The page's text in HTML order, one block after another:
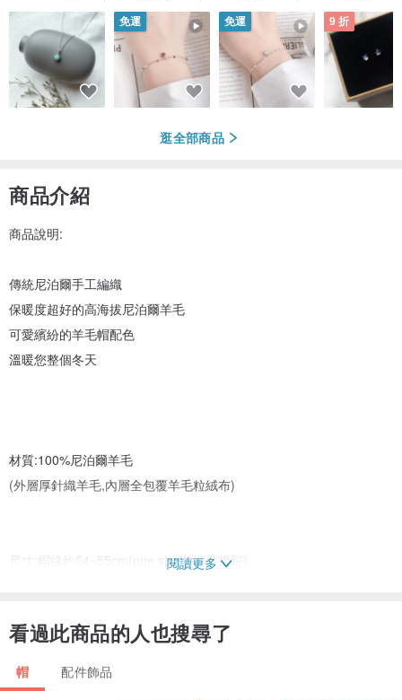
免運 免運 9 折
逛全部商品
商品介紹
商品說明:
傳統尼泊爾手工編織
保暖度超好的高海拔尼泊爾羊毛
可愛繽紛的羊毛帽配色
溫暖您整個冬天
材質:100%尼泊爾羊毛
(外層厚針織羊毛,內層全包覆羊毛粒絨布)
尺寸:帽緣約54~55cm(one size伸縮度很好)
包裝方式:防塵夾鏈包裝袋
閱讀更多
看過此商品的人也搜尋了
帽 配件飾品